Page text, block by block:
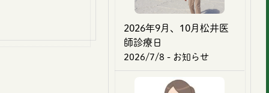
2026年9月、10月松井医
師診療日
2026/7/8 - お知らせ